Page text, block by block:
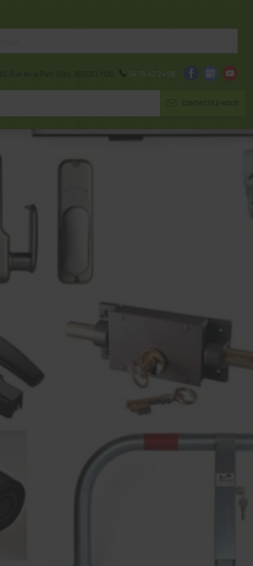
82 Rue de la Part-Dieu, 69003 LYON 04 78 42 24 08
CONTACTEZ-NOUS